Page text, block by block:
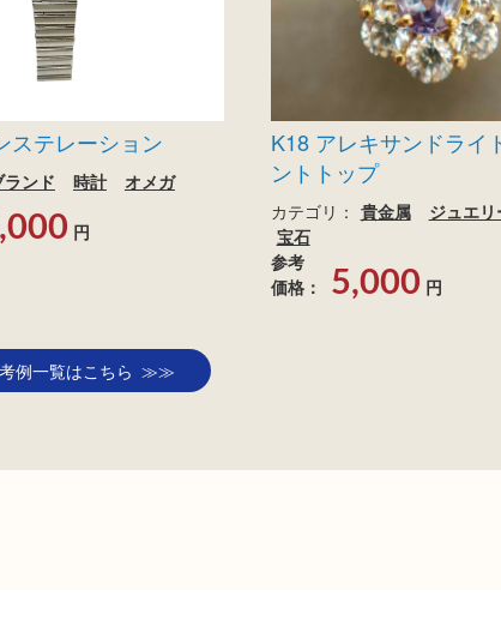
ステレーション
ランド 時計
オメガ
円
K18 アレキサンドライ
ントトップ
カテゴリ： 貴金属 ジュエリ
宝石
参考
価格：
5,000 円
例一覧はこちら ≫≫